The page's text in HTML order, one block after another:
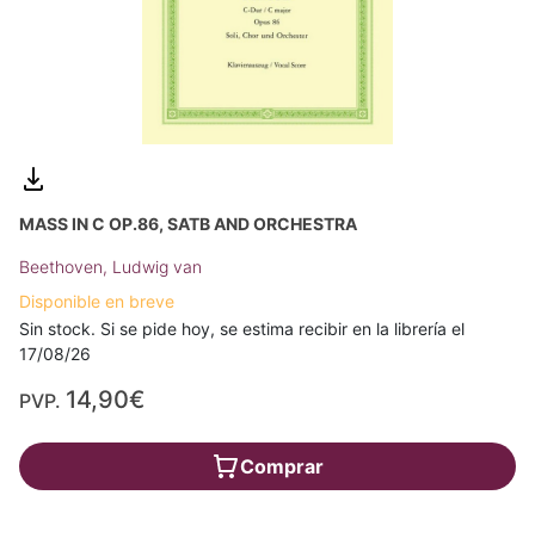
MASS IN C OP.86, SATB AND ORCHESTRA
Beethoven, Ludwig van
Disponible en breve
Sin stock. Si se pide hoy, se estima recibir en la librería el
17/08/26
PVP. 14,90€
Comprar